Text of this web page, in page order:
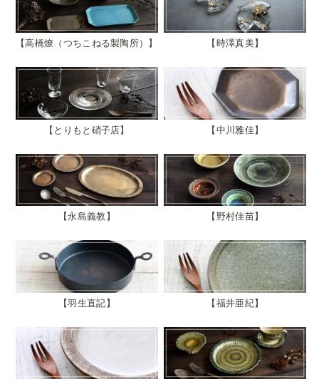
高橋燎（つちこねる製陶所） 時澤真美
とりもと硝子店 中川雅佳
永島義教 野村佳苗
羽生直記 福井亜紀